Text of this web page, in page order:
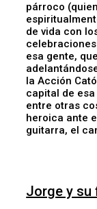
párroco
de vida con
esa gente,
la Acción
capital de
entre otras
heroica ante
guitarra, el
Jorge y su